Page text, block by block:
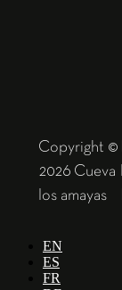
Copyright ©
2026 Cueva
los amayas
EN
ES
FR